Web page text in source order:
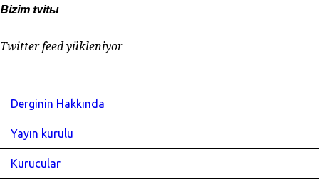
Bizim tvitы
Twitter feed yükleniyor
Derginin Hakkında
Yayın kurulu
Kurucular